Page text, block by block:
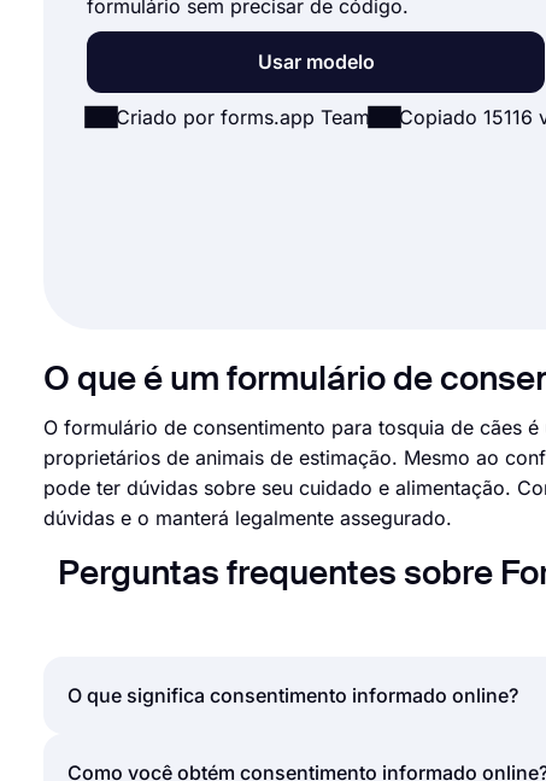
formulário sem precisar de código.
Usar modelo
Criado por forms.app Team Copiado 15116
O que é um formulário de
O formulário de consentimento para tosquia de cães
proprietários de animais de estimação. Mesmo ao
pode ter dúvidas sobre seu cuidado e alimentação.
dúvidas e o manterá legalmente assegurado.
Perguntas frequentes sobre
O que significa consentimento informado online?
O consentimento informado é o processo de
Como você obtém consentimento informado